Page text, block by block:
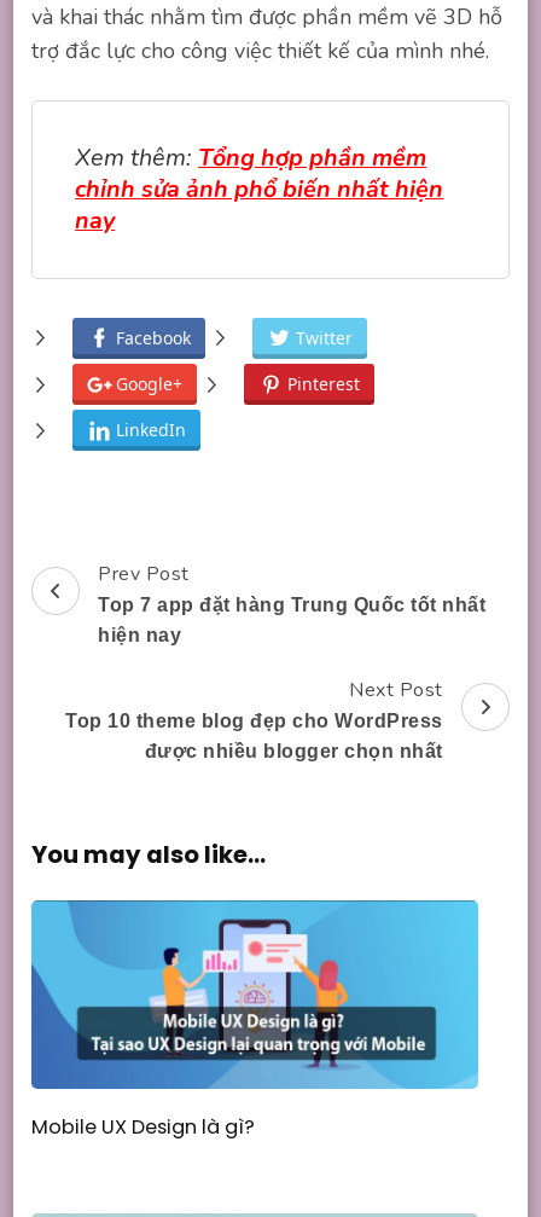
và khai thác nhằm tìm được phần mềm vẽ 3D hỗ
trợ đắc lực cho công việc thiết kế của mình nhé.
Xem thêm: Tổng hợp phần mềm
chỉnh sửa ảnh phổ biến nhất hiện
nay
Facebook Twitter
Google+ Pinterest
LinkedIn
Post
Navigation
Prev Post
Top 7 app đặt hàng Trung Quốc tốt nhất
hiện nay
Next Post
Top 10 theme blog đẹp cho WordPress
được nhiều blogger chọn nhất
You may also like...
Mobile UX Design là gì?